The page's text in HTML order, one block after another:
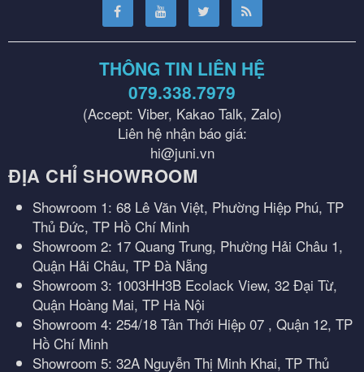
THÔNG TIN LIÊN HỆ
079.338.7979
(Accept: Viber, Kakao Talk, Zalo)
Liên hệ nhận báo giá:
hi@juni.vn
ĐỊA CHỈ SHOWROOM
Showroom 1: 68 Lê Văn Việt, Phường Hiệp Phú, TP
Thủ Đức, TP Hồ Chí Minh
Showroom 2: 17 Quang Trung, Phường Hải Châu 1,
Quận Hải Châu, TP Đà Nẵng
Showroom 3: 1003HH3B Ecolack View, 32 Đại Từ,
Quận Hoàng Mai, TP Hà Nội
Showroom 4: 254/18 Tân Thới Hiệp 07 , Quận 12, TP
Hồ Chí Minh
Showroom 5: 32A Nguyễn Thị Minh Khai, TP Thủ